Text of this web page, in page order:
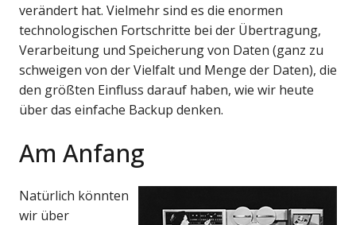
verändert hat. Vielmehr sind es die enormen
technologischen Fortschritte bei der Übertragung,
Verarbeitung und Speicherung von Daten (ganz zu
schweigen von der Vielfalt und Menge der Daten), die
den größten Einfluss darauf haben, wie wir heute
über das einfache Backup denken.
Am Anfang
Natürlich könnten
wir über